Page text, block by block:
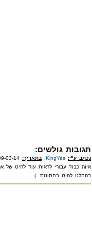
תגובות גולשים:
נכתב ע"י: KingYes בתאריך: 03-14 21:20
איזה כבוד עבורי לראות עוד להיט של
בהחלט להיט בחתונות :)